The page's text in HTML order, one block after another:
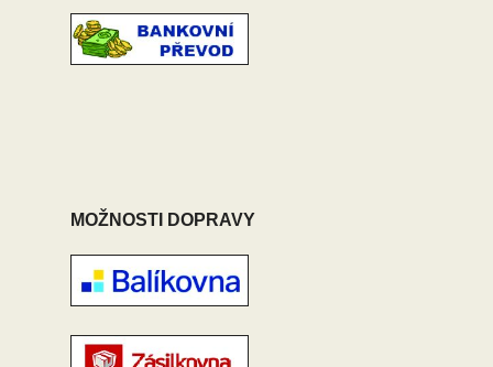
MOŽNOSTI DOPRAVY